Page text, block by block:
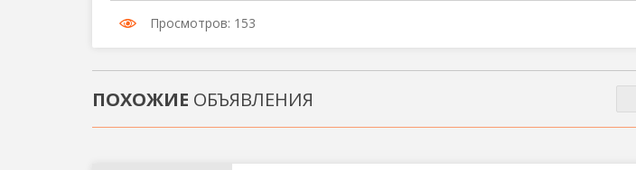
Просмотров: 153
ПОХОЖИЕ ОБЪЯВЛЕНИЯ